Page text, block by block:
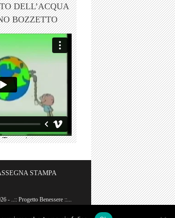
DELL’ACQUA
BOZZETTO
STAMPA
- ..:: Progetto Benessere ::...